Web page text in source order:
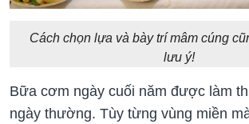
Cách chọn lựa và bày trí mâm cúng
lưu ý!
Bữa cơm ngày cuối năm được làm
ngày thường. Tùy từng vùng miền